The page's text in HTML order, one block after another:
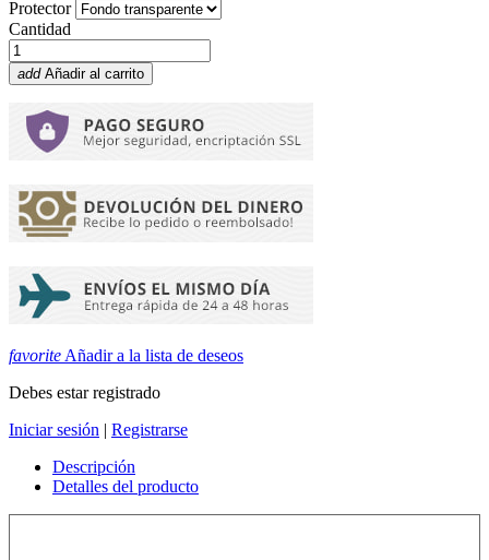
Protector
Cantidad
add Añadir al carrito
favorite Añadir a la lista de deseos
Debes estar registrado
Iniciar sesión | Registrarse
Descripción
Detalles del producto